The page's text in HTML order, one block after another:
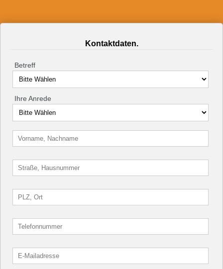
Kontaktdaten.
Betreff
Ihre Anrede